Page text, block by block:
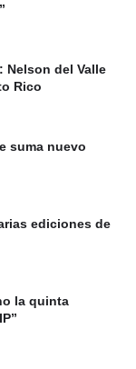
Nelson del Valle
Rico
suma nuevo
ediciones de
la quinta